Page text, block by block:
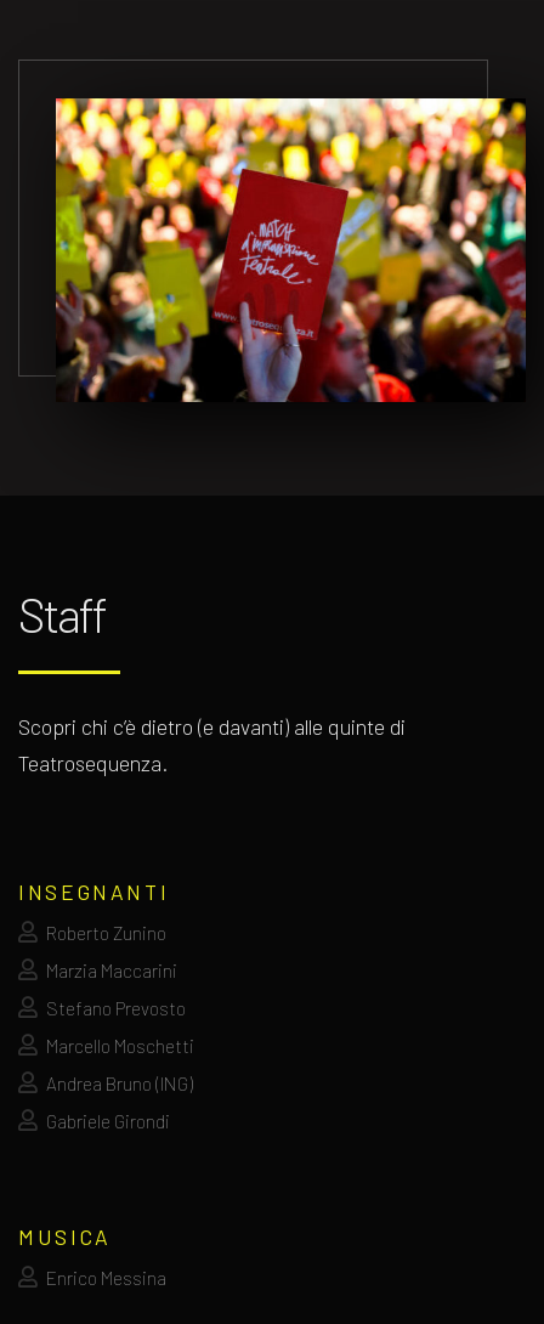
Staff
Scopri chi c’è dietro (e davanti) alle quinte di
Teatrosequenza.
INSEGNANTI
Roberto Zunino
Marzia Maccarini
Stefano Prevosto
Marcello Moschetti
Andrea Bruno (ING)
Gabriele Girondi
MUSICA
Enrico Messina